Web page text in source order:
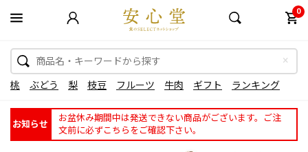
0
桃 ぶどう 梨 枝豆 フルーツ 牛肉 ギフト ランキング
お知らせ
お盆休み期間中は発送できない商品がございます。ご注
文前に必ずこちらをご確認下さい。